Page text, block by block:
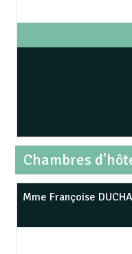
Chambres
Mme Françoise